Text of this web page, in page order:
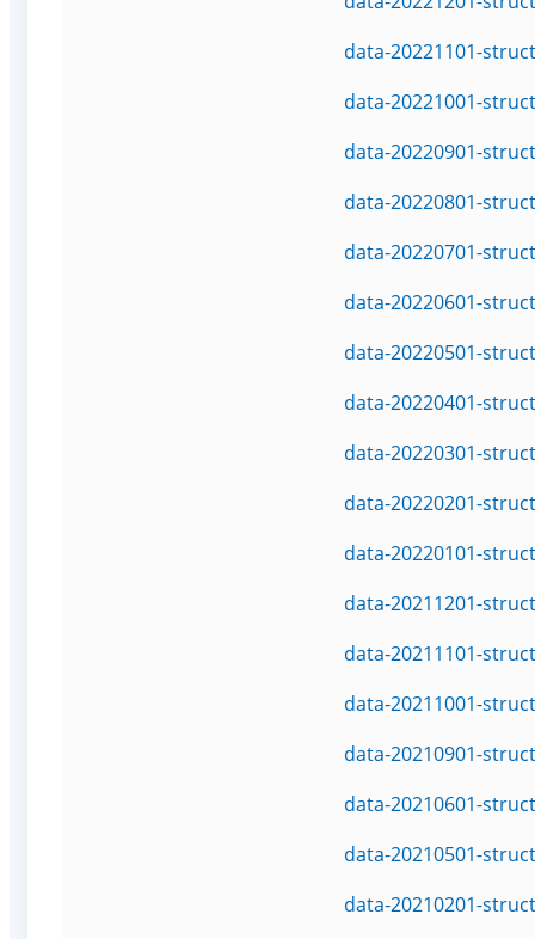
data-20221101-
data-20221001-
data-20220901-
data-20220801-
data-20220701-
data-20220601-
data-20220501-
data-20220401-
data-20220301-
data-20220201-
data-20220101-
data-20211201-
data-20211101-
data-20211001-
data-20210901-
data-20210601-
data-20210501-
data-20210201-